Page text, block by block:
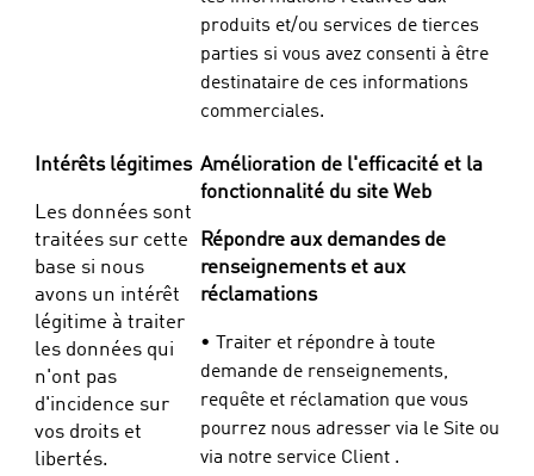
produits et/ou services de tierces
parties si vous avez consenti à être
destinataire de ces informations
commerciales.
Intérêts légitimes
Les données sont
traitées sur cette
base si nous
avons un intérêt
légitime à traiter
les données qui
n'ont pas
d'incidence sur
vos droits et
libertés.
Amélioration de l'efficacité et la
fonctionnalité du site Web
Répondre aux demandes de
renseignements et aux
réclamations
• Traiter et répondre à toute
demande de renseignements,
requête et réclamation que vous
pourrez nous adresser via le Site ou
via notre service Client .